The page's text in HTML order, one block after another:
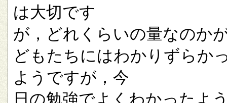
は大切です
が，どれくらいの量なのか
どもたちにはわかりずらか
ようですが，今
日の勉強でよくわかったよ